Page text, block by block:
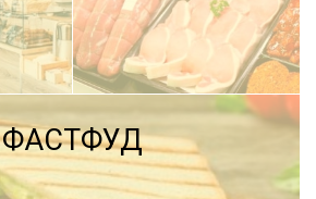
ПОДРОБНЕЕ
ФАСТФУД